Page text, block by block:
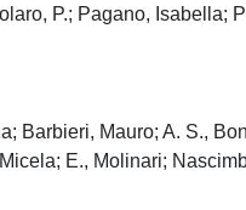
P.; Pagano, Isabella;
Barbieri, Mauro; A. S.,
E., Molinari;